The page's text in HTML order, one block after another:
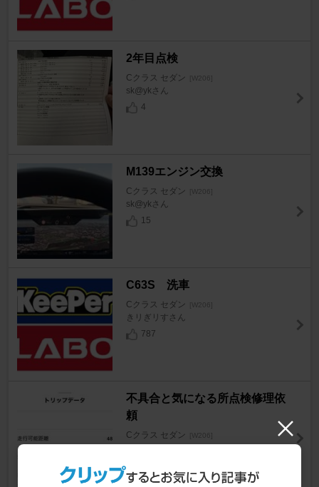
2年目点検
Cクラス セダン [W206]
sk@ykさん
4
M139エンジン交換
Cクラス セダン [W206]
sk@ykさん
15
C63S 洗車
Cクラス セダン [W206]
きリぎリすさん
787
不具合と気になる所点検修理依
頼
Cクラス セダン [W206]